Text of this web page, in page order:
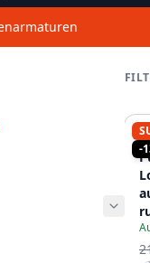
-